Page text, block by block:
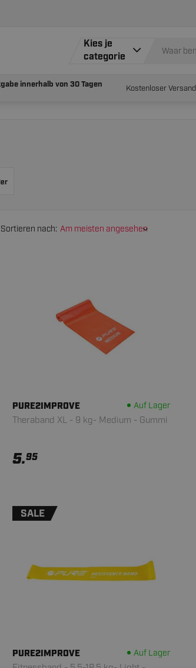
Kies je
categorie
innerhalb von 30 Tagen Kostenloser
Sortieren nach: Am meisten angesehen
PURE2IMPROVE Auf Lager
Theraband XL - 9 kg- Medium - Gummi
5.95
SALE
PURE2IMPROVE Auf Lager